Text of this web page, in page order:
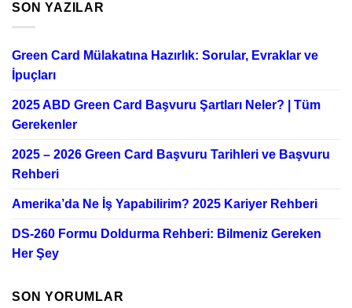
SON YAZILAR
Green Card Mülakatına Hazırlık: Sorular, Evraklar ve
İpuçları
2025 ABD Green Card Başvuru Şartları Neler? | Tüm
Gerekenler
2025 – 2026 Green Card Başvuru Tarihleri ve Başvuru
Rehberi
Amerika’da Ne İş Yapabilirim? 2025 Kariyer Rehberi
DS-260 Formu Doldurma Rehberi: Bilmeniz Gereken
Her Şey
SON YORUMLAR